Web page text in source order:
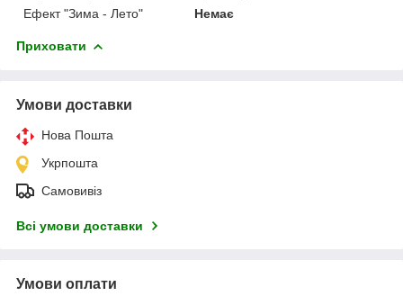
Ефект "Зима - Лето"
Немає
Приховати
Умови доставки
Нова Пошта
Укрпошта
Самовивіз
Всі умови доставки
Умови оплати